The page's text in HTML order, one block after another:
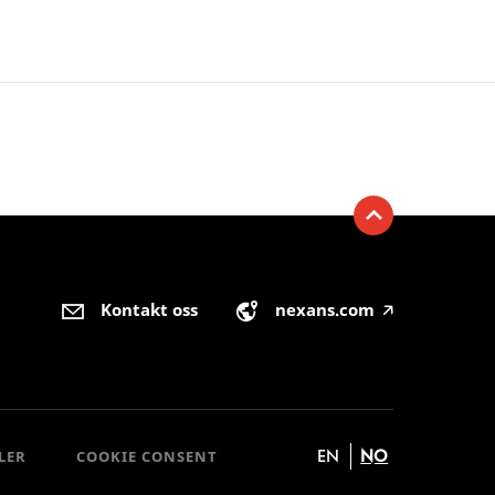
Kontakt oss nexans.com 🡥
COOKIE CONSENT EN NO